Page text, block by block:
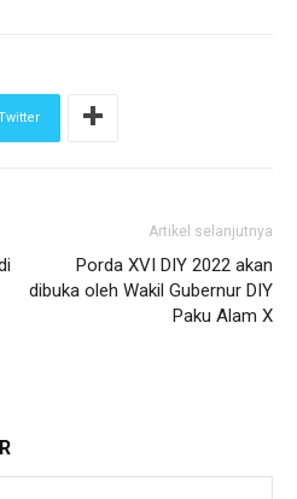
Artikel selanjutnya
Porda XVI DIY 2022 akan
dibuka oleh Wakil Gubernur DIY
Paku Alam X